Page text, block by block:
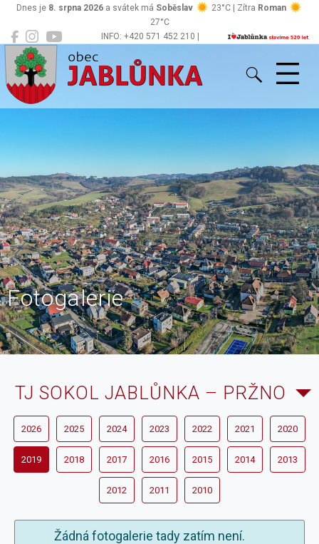
INFO: +420 571 452 210 |
Dnes je 8. srpna 2026 a svátek má Soběslav 23°C | Zítra Roman
27°C
Jablůnka
Fotogalerie
TJ SOKOL JABLŮNKA – PRŽNO
2026 2025 2024 2023 2022 2021 2020
2019 2018 2017 2016 2015 2014 2013
2012 2011 2010
Žádná fotogalerie tady zatím není.